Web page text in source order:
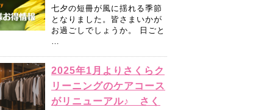
七夕の短冊が風に揺れる季節
となりました。皆さまいかが
お過ごしでしょうか。 日ごと
…
2025年1月よりさくらク
リーニングのケアコース
がリニューアル♪ さく